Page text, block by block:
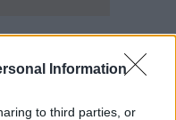
Information
to third parties, or